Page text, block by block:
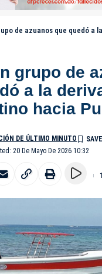
azuanos que quedó a la deriva en viaje
grupo de
a la
hacia
20 De Mayo De 2026 10:32
DE ÚLTIMO MINUTO